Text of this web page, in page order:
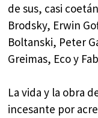
de sus, casi
Brodsky, Erwin
Boltanski, Peter
Greimas, Eco y
La vida y la obra
incesante por